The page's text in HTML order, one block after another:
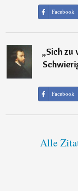
Facebook
„Sich zu
Facebook
Alle